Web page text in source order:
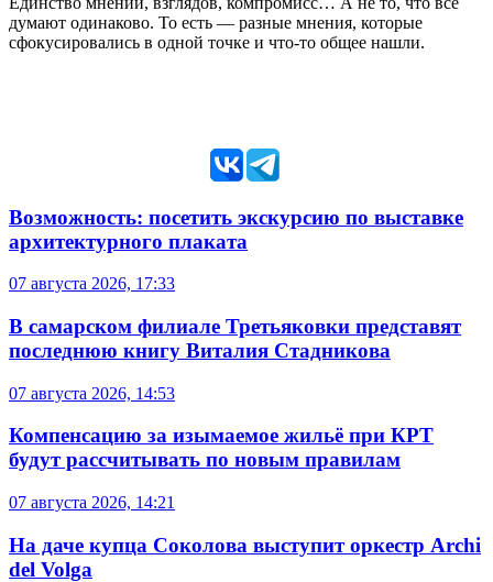
думают одинаково. То есть — разные мнения, которые
сфокусировались в одной точке и что-то общее нашли.
Возможность: посетить экскурсию по выставке
архитектурного плаката
07 августа 2026, 17:33
В самарском филиале Третьяковки представят
последнюю книгу Виталия Стадникова
07 августа 2026, 14:53
Компенсацию за изымаемое жильё при КРТ
будут рассчитывать по новым правилам
07 августа 2026, 14:21
На даче купца Соколова выступит оркестр Archi
del Volga